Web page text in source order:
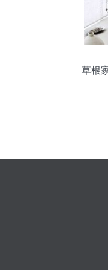
草根